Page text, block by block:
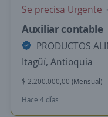
Se precisa Urgente
Auxiliar contable
PRODUCTOS
Itagüí, Antioquia
$ 2.200.000,00 (Mensual)
Hace 4 días